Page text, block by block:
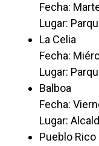
Fecha:
Lugar:
La Celia
Fecha:
Lugar:
Balboa
Fecha:
Lugar:
Pueblo Rico